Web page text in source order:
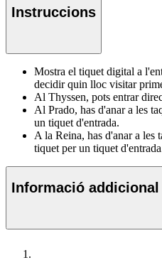
Instruccions
Mostra el tiquet digital a
decidir quin lloc visitar
Al Thyssen, pots entrar
Al Prado, has d'anar a les
un tiquet d'entrada.
A la Reina, has d'anar a les
tiquet per un tiquet
Informació addicional